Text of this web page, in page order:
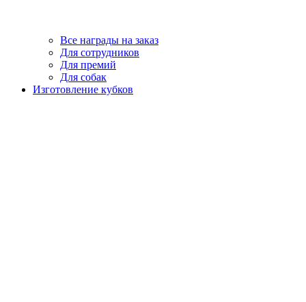
Все награды на заказ
Для сотрудников
Для премий
Для собак
Изготовление кубков